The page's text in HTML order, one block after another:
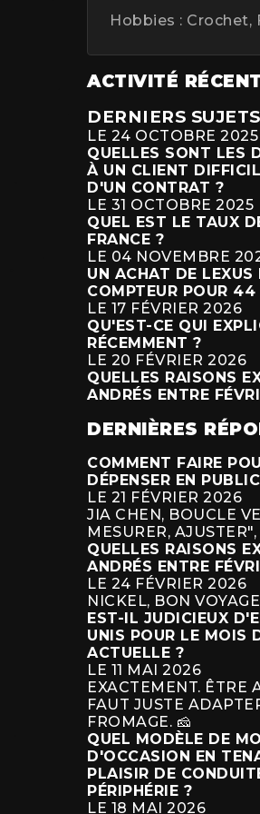
Hobbies :
ACTIVITÉ
DERNIERS
LE 24 OCTOBRE 2025
QUELLES SONT LES
À UN CLIENT
D'UN CONTRAT ?
LE 31 OCTOBRE 2025
QUEL EST LE TAUX
FRANCE ?
LE 04 NOVEMBRE
UN ACHAT DE
COMPTEUR POUR
LE 17 FÉVRIER 2026
QU'EST-CE QUI
RÉCEMMENT ?
LE 20 FÉVRIER 2026
QUELLES RAISONS
ANDRÉS ENTRE
DERNIÈRES
COMMENT FAIRE
DÉPENSER EN
LE 21 FÉVRIER 2026
JIA CHEN, BOUCLE
MESURER,
QUELLES RAISONS
ANDRÉS ENTRE
LE 24 FÉVRIER 2026
NICKEL, BON
EST-IL JUDICIEUX
UNIS POUR LE MOIS
ACTUELLE ?
LE 11 MAI 2026
EXACTEMENT. ÊTRE
FAUT JUSTE
FROMAGE. 🧀
QUEL MODÈLE DE
D'OCCASION EN
PLAISIR DE
PÉRIPHÉRIE ?
LE 18 MAI 2026